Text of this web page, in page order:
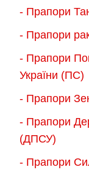
- Прапори
- Прапори
- Прапори
України (ПС)
- Прапори
- Прапори
(ДПСУ)
- Прапори